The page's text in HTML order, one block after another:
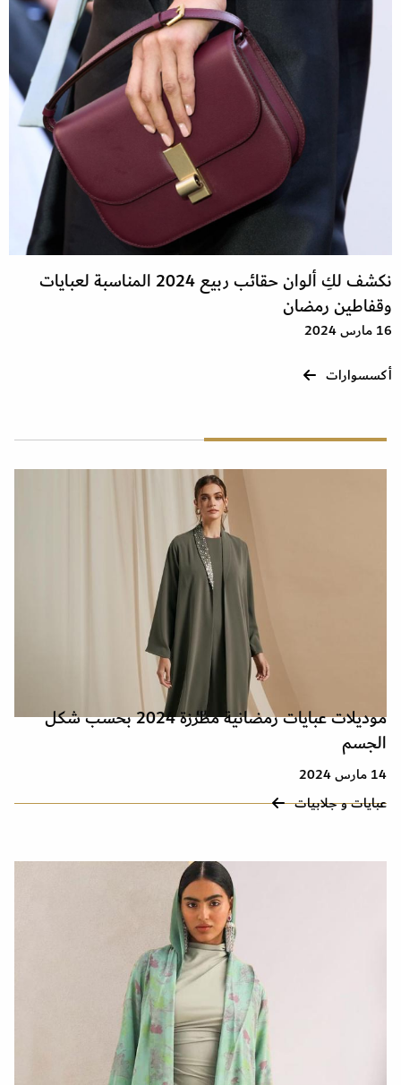
نكشف لكِ ألوان حقائب ربيع 2024 المناسبة لعبايات
وقفاطين رمضان
16 مارس 2024
أكسسوارات
موديلات عبايات رمضانية مطرزة 2024 بحسب شكل
الجسم
14 مارس 2024
عبايات و جلابيات